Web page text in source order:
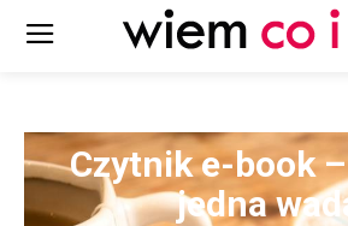
Czytnik e-book
jedna